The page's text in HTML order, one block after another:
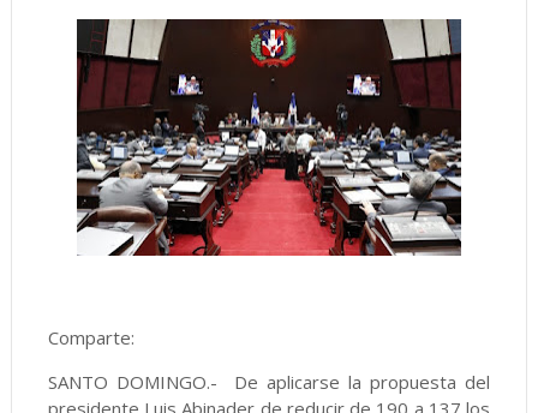
Comparte:
SANTO DOMINGO.- De aplicarse la propuesta del
presidente Luis Abinader de reducir de 190 a 137 los